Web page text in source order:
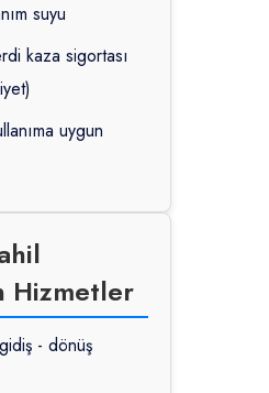
suyu
kaza sigortası
uygun
Hizmetler
- dönüş